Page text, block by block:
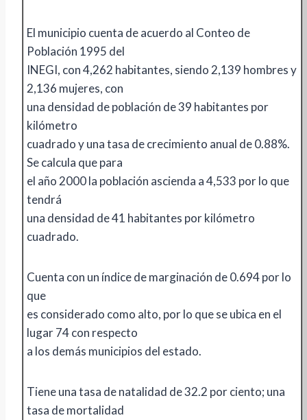
El municipio cuenta de acuerdo al Conteo de
Población 1995 del
INEGI, con 4,262 habitantes, siendo 2,139 hombres y
2,136 mujeres, con
una densidad de población de 39 habitantes por
kilómetro
cuadrado y una tasa de crecimiento anual de 0.88%.
Se calcula que para
el año 2000 la población ascienda a 4,533 por lo que
tendrá
una densidad de 41 habitantes por kilómetro
cuadrado.
Cuenta con un índice de marginación de 0.694 por lo
que
es considerado como alto, por lo que se ubica en el
lugar 74 con respecto
a los demás municipios del estado.
Tiene una tasa de natalidad de 32.2 por ciento; una
tasa de mortalidad